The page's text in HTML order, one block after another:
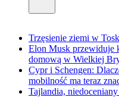
Trzęsienie ziemi w
Elon Musk przewiduje
domową w Wielkiej
Cypr i Schengen:
mobilność ma teraz
Tajlandia,